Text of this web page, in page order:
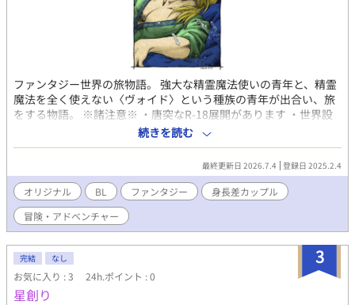
ファンタジー世界の旅物語。 強大な精霊魔法使いの青年と、精霊
魔法を全く使えない〈ヴォイド〉という種族の青年が出合い、旅
をする物語。 ※諸注意※ ・唐突なR-18展開があります ・世界設
定上、暴力・差別発言などが有ります。ご注意ください ・全体的
にご都合展開です 気楽に読んでいただけたら幸いです！ ◇用語解
説◇ 〈ルナン〉･･･精霊が視えて使役できる人種。人類の中で
上位種として位置づけられている。 〈ヴォイド〉･･･精霊が視
えず、使役できない人種。ルナンに下等種として蔑まれてい
る。 〈アムリタ〉･･･〈霊樹精（アムルー）〉と云われる癒しの
精霊を体内に持っている。 癒しの精霊は他に
も種類があるが、万霊に通用する癒しの精霊は
〈霊樹精〉のみであると云われ、貴重な存在。 〈霊交〉･･･ル
ナンが、精霊同士を掛け合わせて精霊力を回復する行為。色々方
法がある。
続きを読む
最終更新日 2026.7.4 登録日 2025.2.4
オリジナル BL ファンタジー
身長差カップル
冒険・アドベンチャー
3
完結 なし
お気に入り : 3 24h.ポイント : 0
星創り